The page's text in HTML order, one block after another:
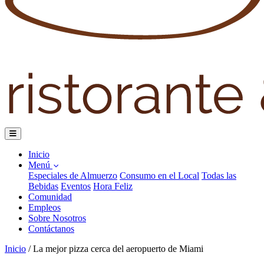
Inicio
Menú
Especiales de Almuerzo Consumo en el Local Todas las
Bebidas Eventos Hora Feliz
Comunidad
Empleos
Sobre Nosotros
Contáctanos
Inicio / La mejor pizza cerca del aeropuerto de Miami